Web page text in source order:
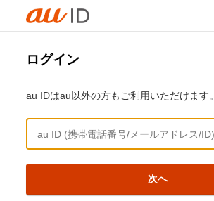
ログイン
au IDはau以外の方もご利用いただけます。
次へ